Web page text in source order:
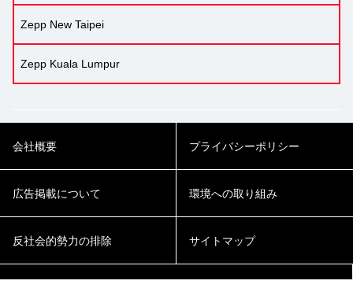
Zepp New Taipei
Zepp Kuala Lumpur
会社概要 プライバシーポリシー
広告掲載について 環境への取り組み
反社会的勢力の排除 サイトマップ